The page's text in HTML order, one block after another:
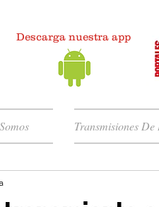
Descarga nuestra app
Transmisiones De